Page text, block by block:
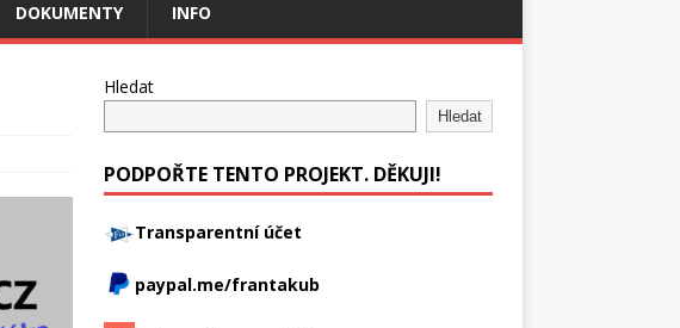
DOKUMENTY INFO
Hledat
Hledat
PODPOŘTE TENTO PROJEKT. DĚKUJI!
Transparentní účet
paypal.me/frantakub